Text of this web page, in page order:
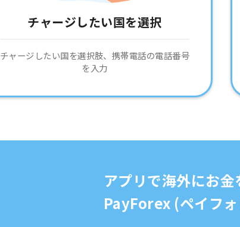
チャージしたい国を選択
チャージしたい国を選択肢、携帯電話の電話番号
を入力
アプリで海外にお金
PayForex (ペイフ